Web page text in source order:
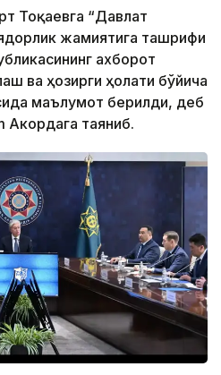
Тоқаевга “Давлат
жамиятига ташрифи
ахборот
ва ҳозирги ҳолати бўйича
маълумот берилди, деб
Акордага таяниб.